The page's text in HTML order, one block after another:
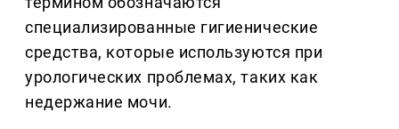
специализированные гигиенические
средства, которые используются при
урологических проблемах, таких как
недержание мочи.